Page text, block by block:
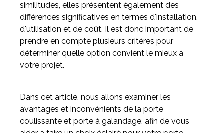
similitudes, elles présentent également des
différences significatives en termes d'installation,
d'utilisation et de coût. Il est donc important de
prendre en compte plusieurs critères pour
déterminer quelle option convient le mieux à
votre projet.
Dans cet article, nous allons examiner les
avantages et inconvénients de la porte
coulissante et porte à galandage, afin de vous